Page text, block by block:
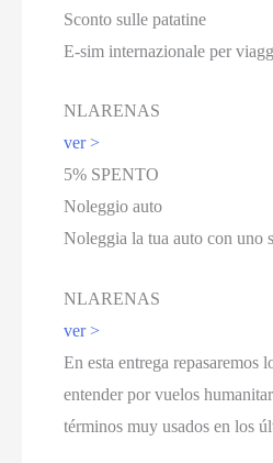
Sconto sulle patatine
E-sim internazionale per
NLARENAS
ver >
5% SPENTO
Noleggio auto
Noleggia la tua auto con uno
NLARENAS
ver >
En esta entrega repasaremos
entender por vuelos
términos muy usados en los